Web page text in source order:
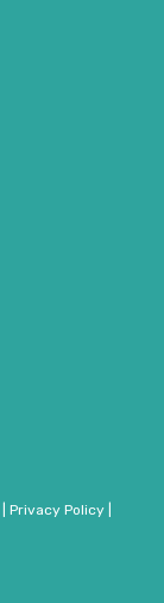
Privacy Policy